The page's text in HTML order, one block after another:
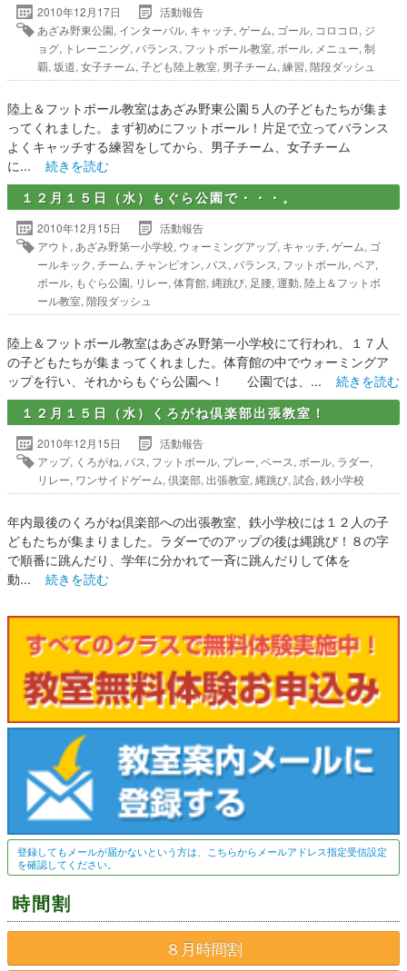
2010年12月17日
活動報告
あざみ野東公園, インターバル, キャッチ, ゲーム, ゴール, コロコロ, ジ
ョグ, トレーニング, バランス, フットボール教室, ボール, メニュー, 制
覇, 坂道, 女子チーム, 子ども陸上教室, 男子チーム, 練習, 階段ダッシュ
陸上＆フットボール教室はあざみ野東公園５人の子どもたちが集ま
ってくれました。まず初めにフットボール！片足で立ってバランス
よくキャッチする練習をしてから、男子チーム、女子チーム
に... 続きを読む
１２月１５日（水）もぐら公園で・・・。
2010年12月15日
活動報告
アウト , あざみ野第一小学校, ウォーミングアップ, キャッチ, ゲーム, ゴ
ールキック, チーム, チャンピオン, パス, バランス, フットボール, ペア,
ボール, もぐら公園, リレー, 体育館, 縄跳び, 足腰, 運動, 陸上＆フットボ
ール教室, 階段ダッシュ
陸上＆フットボール教室はあざみ野第一小学校にて行われ、１７人
の子どもたちが集まってくれました。体育館の中でウォーミングア
ップを行い、それからもぐら公園へ！ 公園では、... 続きを読む
１２月１５日（水）くろがね倶楽部出張教室！
2010年12月15日
活動報告
アップ, くろがね, パス, フットボール, プレー, ペース, ボール, ラダー,
リレー, ワンサイドゲーム, 倶楽部, 出張教室, 縄跳び, 試合, 鉄小学校
年内最後のくろがね倶楽部への出張教室、鉄小学校には１２人の子
どもたちが集まりました。ラダーでのアップの後は縄跳び！８の字
で順番に跳んだり、学年に分かれて一斉に跳んだりして体を
動... 続きを読む
登録してもメールが届かないという方は、こちらからメールアドレス指定受信設定
を確認してください。
時間割
８月時間割